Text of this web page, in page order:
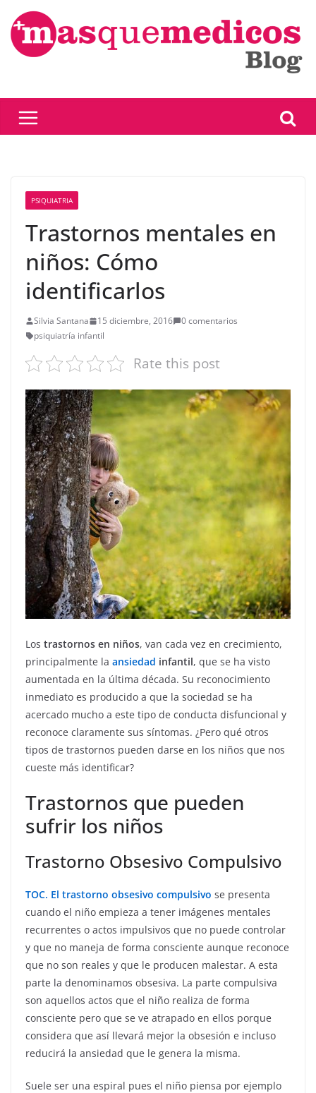
Saltar
contenido
PSIQUIATRIA
Trastornos mentales en
niños: Cómo
identificarlos
Silvia Santana 15 diciembre, 2016
0 comentarios
psiquiatría infantil
Rate this post
Los trastornos en niños, van cada vez en crecimiento,
principalmente la ansiedad infantil, que se ha visto
aumentada en la última década. Su reconocimiento
inmediato es producido a que la sociedad se ha
acercado mucho a este tipo de conducta disfuncional y
reconoce claramente sus síntomas. ¿Pero qué otros
tipos de trastornos pueden darse en los niños que nos
cueste más identificar?
Trastornos que pueden
sufrir los niños
Trastorno Obsesivo Compulsivo
TOC. El trastorno obsesivo compulsivo se presenta
cuando el niño empieza a tener imágenes mentales
recurrentes o actos impulsivos que no puede controlar
y que no maneja de forma consciente aunque reconoce
que no son reales y que le producen malestar. A esta
parte la denominamos obsesiva. La parte compulsiva
son aquellos actos que el niño realiza de forma
consciente pero que se ve atrapado en ellos porque
considera que así llevará mejor la obsesión e incluso
reducirá la ansiedad que le genera la misma.
Suele ser una espiral pues el niño piensa por ejemplo